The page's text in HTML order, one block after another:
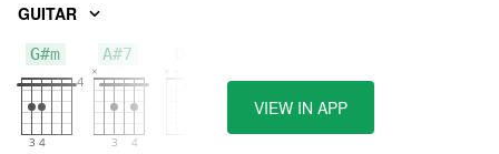
GUITAR
G#m A#7
VIEW IN APP